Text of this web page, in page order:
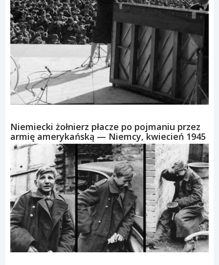
Niemiecki żołnierz płacze po pojmaniu przez
armię amerykańską — Niemcy, kwiecień 1945